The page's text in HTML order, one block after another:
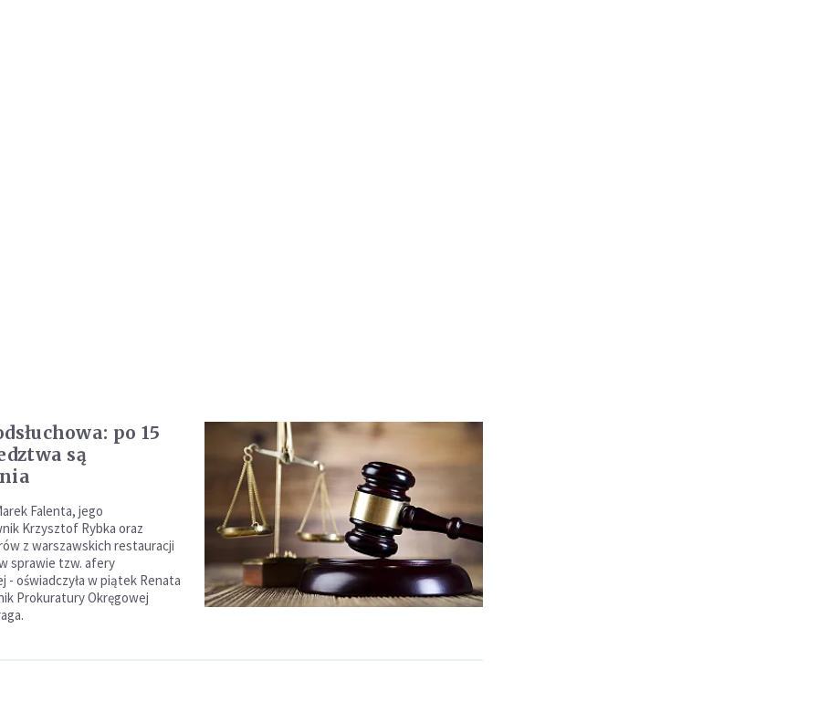
po 15
są
Falenta, jego
Krzysztof Rybka oraz
z warszawskich restauracji
sprawie tzw. afery
- oświadczyła w piątek Renata
Prokuratury Okręgowej